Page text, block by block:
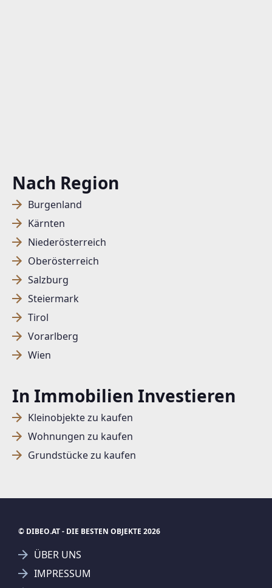
Nach Region
Burgenland
Kärnten
Niederösterreich
Oberösterreich
Salzburg
Steiermark
Tirol
Vorarlberg
Wien
In Immobilien Investieren
Kleinobjekte zu kaufen
Wohnungen zu kaufen
Grundstücke zu kaufen
© DIBEO.AT - DIE BESTEN OBJEKTE 2026
ÜBER UNS
IMPRESSUM